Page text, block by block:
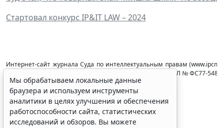
Стартовал конкурс IP&IT LAW – 2024
Интернет-сайт журнала Суда по интеллектуальным правам
технологий и массовых коммуникаций (Роcкомнадзор), ЭЛ № ФС77-
© Фонд "Правовая поддержка" 2013-2023
Официальный сайт суда:ipc.arbitr.ru
Мы обрабатываем локальные данные
браузера и используем инструменты
аналитики в целях улучшения и обеспечения
работоспособности сайта, статистических
исследований и обзоров. Вы можете